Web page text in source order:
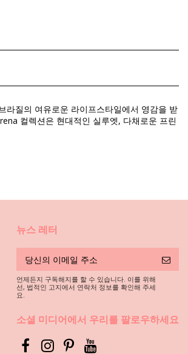
지고 모래가 물 아래로 떨어집니다.
라질의 여유로운 라이프스타일에서 영감을 받
컬렉션은 현대적인 실루엣, 다채로운 프린
뉴스 레터
언제든지 구독해지를 할 수 있습니다. 이를 위해
선, 법적인 고지에서 연락처 정보를 확인해 주세
요.
소셜 미디어에서 우리를 팔로우하세요